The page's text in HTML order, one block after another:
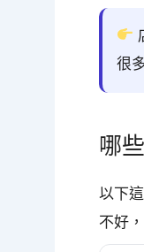
很
哪
以下
不好